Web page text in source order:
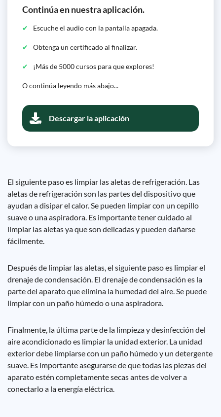
Continúa en nuestra aplicación.
Escuche el audio con la pantalla apagada.
Obtenga un certificado al finalizar.
¡Más de 5000 cursos para que explores!
O continúa leyendo más abajo...
Descargar la aplicación
El siguiente paso es limpiar las aletas de refrigeración. Las
aletas de refrigeración son las partes del dispositivo que
ayudan a disipar el calor. Se pueden limpiar con un cepillo
suave o una aspiradora. Es importante tener cuidado al
limpiar las aletas ya que son delicadas y pueden dañarse
fácilmente.
Después de limpiar las aletas, el siguiente paso es limpiar el
drenaje de condensación. El drenaje de condensación es la
parte del aparato que elimina la humedad del aire. Se puede
limpiar con un paño húmedo o una aspiradora.
Finalmente, la última parte de la limpieza y desinfección del
aire acondicionado es limpiar la unidad exterior. La unidad
exterior debe limpiarse con un paño húmedo y un detergente
suave. Es importante asegurarse de que todas las piezas del
aparato estén completamente secas antes de volver a
conectarlo a la energía eléctrica.